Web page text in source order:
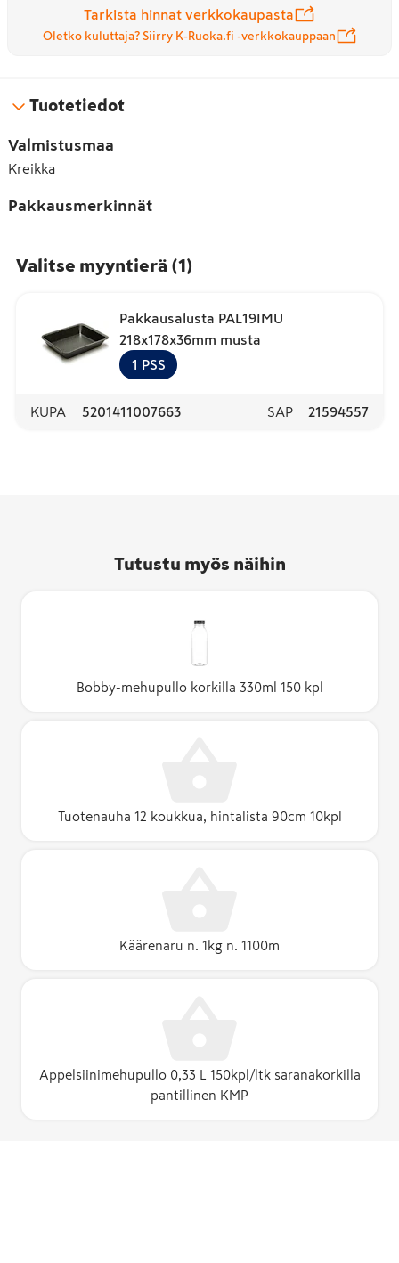
Tarkista hinnat verkkokaupasta
Oletko kuluttaja? Siirry K-Ruoka.fi -verkkokauppaan
Tuotetiedot
Valmistusmaa
Kreikka
Pakkausmerkinnät
Valitse myyntierä (1)
Pakkausalusta PAL19IMU
218x178x36mm musta
1 PSS
KUPA 5201411007663 SAP 21594557
Tutustu myös näihin
Bobby-mehupullo korkilla 330ml 150 kpl
Tuotenauha 12 koukkua, hintalista 90cm 10kpl
Käärenaru n. 1kg n. 1100m
Appelsiinimehupullo 0,33 L 150kpl/ltk saranakorkilla
pantillinen KMP